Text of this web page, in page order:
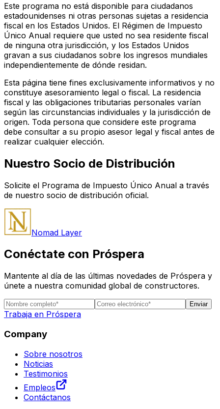
Este programa no está disponible para ciudadanos
estadounidenses ni otras personas sujetas a residencia
fiscal en los Estados Unidos. El Régimen de Impuesto
Único Anual requiere que usted no sea residente fiscal
de ninguna otra jurisdicción, y los Estados Unidos
gravan a sus ciudadanos sobre los ingresos mundiales
independientemente de dónde residan.
Esta página tiene fines exclusivamente informativos y no
constituye asesoramiento legal o fiscal. La residencia
fiscal y las obligaciones tributarias personales varían
según las circunstancias individuales y la jurisdicción de
origen. Toda persona que considere este programa
debe consultar a su propio asesor legal y fiscal antes de
realizar cualquier elección.
Nuestro Socio de Distribución
Solicite el Programa de Impuesto Único Anual a través
de nuestro socio de distribución oficial.
Nomad Layer
Conéctate con Próspera
Mantente al día de las últimas novedades de Próspera y
únete a nuestra comunidad global de constructores.
Enviar
Trabaja en Próspera
Company
Sobre nosotros
Noticias
Testimonios
Empleos
Contáctanos